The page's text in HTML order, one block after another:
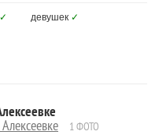
✓ девушек ✓
1 ФОТО